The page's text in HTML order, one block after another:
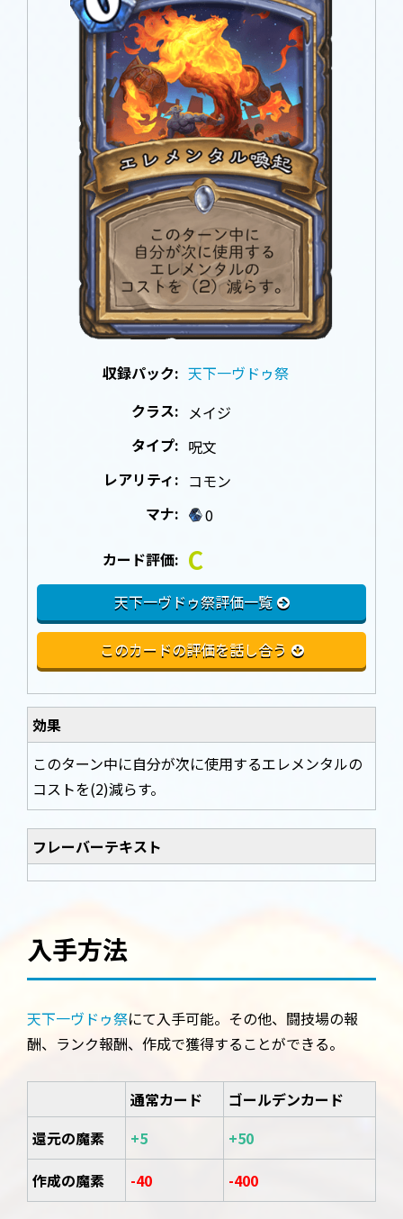
収録パック: 天下一ヴドゥ祭
クラス: メイジ
タイプ: 呪文
レアリティ: コモン
マナ:
0
カード評価: C
天下一ヴドゥ祭評価一覧
このカードの評価を話し合う
効果
このターン中に自分が次に使用するエレメンタルの
コストを(2)減らす。
フレーバーテキスト
入手方法
天下一ヴドゥ祭にて入手可能。その他、闘技場の報
酬、ランク報酬、作成で獲得することができる。
通常カード
ゴールデンカード
還元の魔素
+5
+50
作成の魔素
-40 -400